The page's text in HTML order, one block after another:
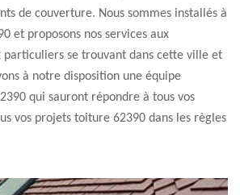
de couverture. Nous sommes installés à
et proposons nos services aux
particuliers se trouvant dans cette ville et
à notre disposition une équipe
qui sauront répondre à tous vos
vos projets toiture 62390 dans les règles